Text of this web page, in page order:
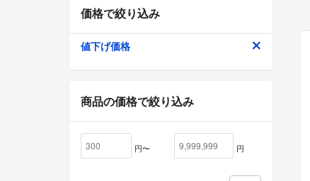
価格で絞り込み
値下げ価格
商品の価格で絞り込み
円〜 円